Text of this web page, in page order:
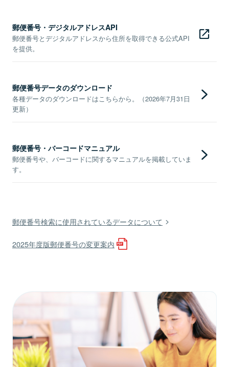
郵便番号・デジタルアドレスAPI
郵便番号とデジタルアドレスから住所を取得できる公式API
を提供。
郵便番号データのダウンロード
各種データのダウンロードはこちらから。（2026年7月31日
更新）
郵便番号・バーコードマニュアル
郵便番号や、バーコードに関するマニュアルを掲載していま
す。
郵便番号検索に使用されているデータについて
2025年度版郵便番号の変更案内